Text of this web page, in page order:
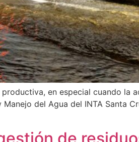
en especial cuando la
del Agua del INTA Santa